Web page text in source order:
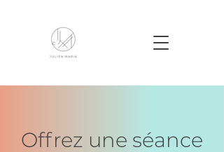
Offrez une séance